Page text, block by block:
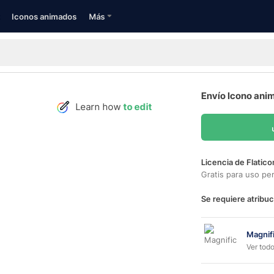
Iconos animados Más
Learn how to edit
Envío Icono
Licencia de
Gratis para uso
Se requiere
Ver